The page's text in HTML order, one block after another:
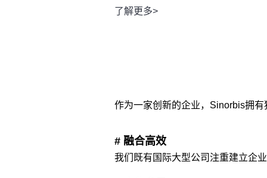
了解更多>
作为一家创新的企业，Sinorbis拥
# 融合高效
我们既有国际大型公司注重建立企